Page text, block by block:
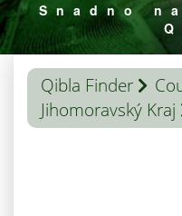
Snadno
Qibla Finder
Jihomoravský Kraj